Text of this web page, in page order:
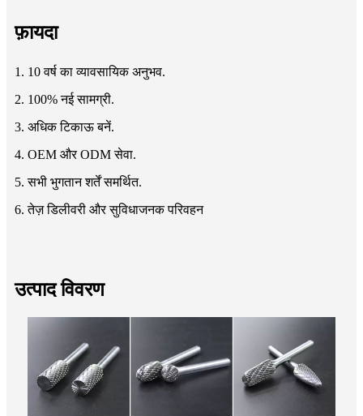
फ़ायदा
1. 10 वर्ष का व्यावसायिक अनुभव.
2. 100% नई सामग्री.
3. अधिक टिकाऊ बनें.
4. OEM और ODM सेवा.
5. सभी भुगतान शर्तें समर्थित.
6. तेज़ डिलीवरी और सुविधाजनक परिवहन
उत्पाद विवरण